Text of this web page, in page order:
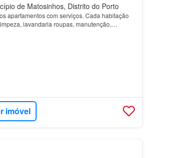
de Matosinhos, Distrito do Porto
apartamentos com serviços. Cada habitação
lavandaria roupas, manutenção,
imóvel